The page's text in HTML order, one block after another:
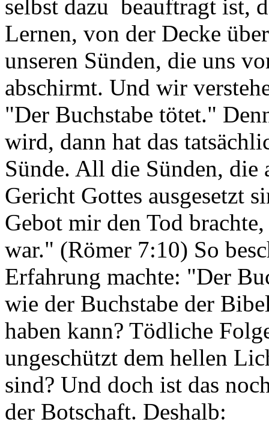
selbst dazu beauftragt ist,
Lernen, von der Decke
unseren Sünden, die uns
abschirmt. Und wir
"Der Buchstabe tötet."
wird, dann hat das
Sünde. All die Sünden, die
Gericht Gottes ausgesetzt
Gebot mir den Tod
war." (Römer 7:10) So
Erfahrung machte: "Der
wie der Buchstabe der
haben kann? Tödliche
ungeschützt dem hellen
sind? Und doch ist das
der Botschaft. Deshalb: